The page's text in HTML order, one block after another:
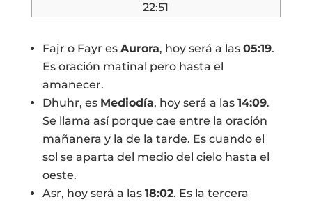
22:51
Fajr o Fayr es Aurora, hoy será a las 05:19.
Es oración matinal pero hasta el
amanecer.
Dhuhr, es Mediodía, hoy será a las 14:09.
Se llama así porque cae entre la oración
mañanera y la de la tarde. Es cuando el
sol se aparta del medio del cielo hasta el
oeste.
Asr, hoy será a las 18:02. Es la tercera